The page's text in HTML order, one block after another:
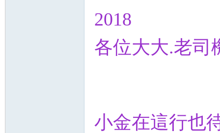
2018
各位大大.老司
小金在這行也